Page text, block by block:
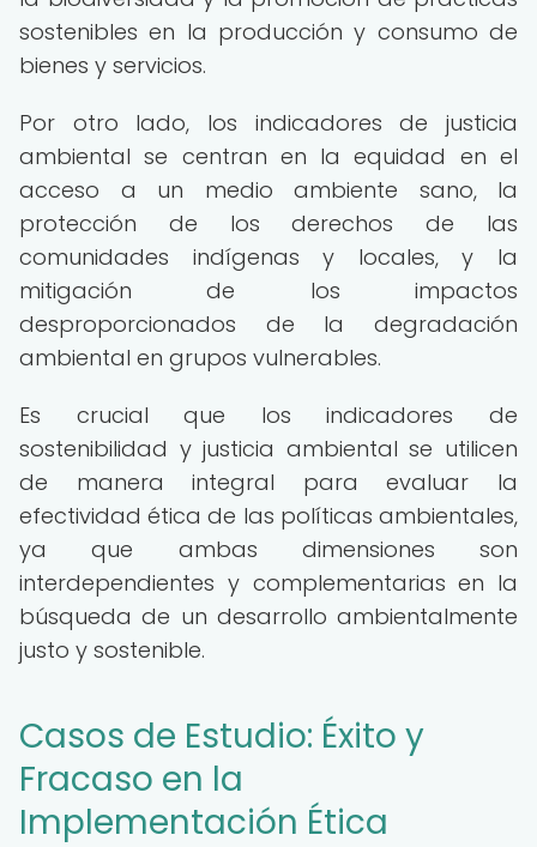
sostenibles en la producción y consumo de
bienes y servicios.
Por otro lado, los indicadores de justicia
ambiental se centran en la equidad en el
acceso a un medio ambiente sano, la
protección de los derechos de las
comunidades indígenas y locales, y la
mitigación de los impactos
desproporcionados de la degradación
ambiental en grupos vulnerables.
Es crucial que los indicadores de
sostenibilidad y justicia ambiental se utilicen
de manera integral para evaluar la
efectividad ética de las políticas ambientales,
ya que ambas dimensiones son
interdependientes y complementarias en la
búsqueda de un desarrollo ambientalmente
justo y sostenible.
Casos de Estudio: Éxito y
Fracaso en la
Implementación Ética